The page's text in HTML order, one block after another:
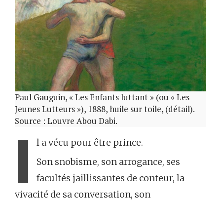
Paul Gauguin, « Les Enfants luttant » (ou « Les
Jeunes Lutteurs »), 1888, huile sur toile, (détail).
Source : Louvre Abou Dabi.
I
l a vécu pour être prince.
Son snobisme, son arrogance, ses
facultés jaillissantes de conteur, la
vivacité de sa conversation, son